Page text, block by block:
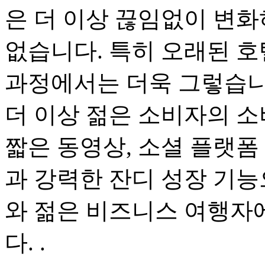
은 더 이상 끊임없이 변
없습니다. 특히 오래된
과정에서는 더욱 그렇습
더 이상 젊은 소비자의
짧은 동영상, 소셜 플랫
과 강력한 잔디 성장 기
와 젊은 비즈니스 여행자
다. .